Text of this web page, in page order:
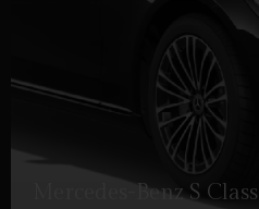
Mercedes-Benz S Class